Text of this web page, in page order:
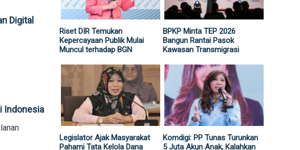
Digital
Indonesia
Riset DIR Temukan
Kepercayaan Publik Mulai
Muncul terhadap BGN
BPKP Minta TEP 2026
Bangun Rantai Pasok
Kawasan Transmigrasi
Legislator Ajak Masyarakat
Pahami Tata Kelola Dana
Komdigi: PP Tunas Turunkan
5 Juta Akun Anak, Kalahkan